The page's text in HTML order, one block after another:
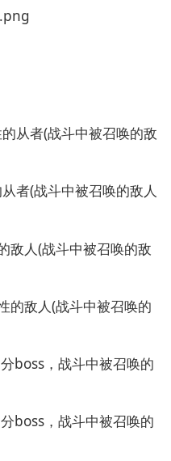
从者(战斗中被召唤的敌
者(战斗中被召唤的敌人
敌人(战斗中被召唤的敌
的敌人(战斗中被召唤的
boss，战斗中被召唤的
boss，战斗中被召唤的